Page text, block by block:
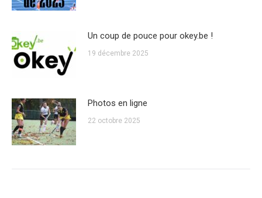
Un coup de pouce pour okey.be !
19 décembre 2025
Photos en ligne
22 octobre 2025